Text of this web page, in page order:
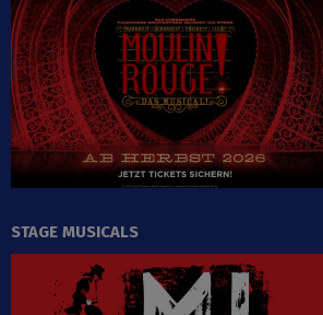
STAGE MUSICALS